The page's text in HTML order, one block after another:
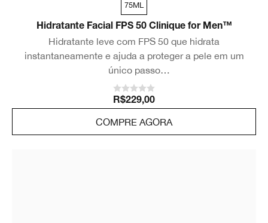
75ML
Hidratante Facial FPS 50 Clinique for Men™
Hidratante leve com FPS 50 que hidrata
instantaneamente e ajuda a proteger a pele em um
único passo
R$229,00
COMPRE AGORA